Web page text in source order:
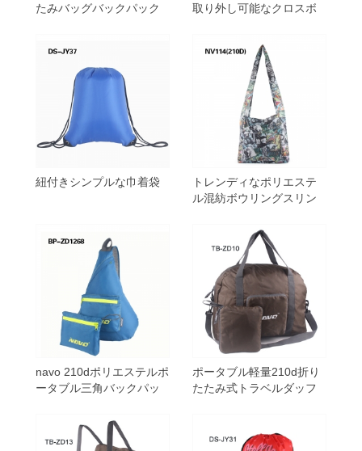
たみバッグバックパック
取り外し可能なクロスボ
紐付きシンプルな巾着袋
トレンディなポリエステ
ル混紡ボウリングスリン
navo 210dポリエステルポ
ータブル三角バックパッ
ポータブル軽量210d折り
たたみ式トラベルダッフ